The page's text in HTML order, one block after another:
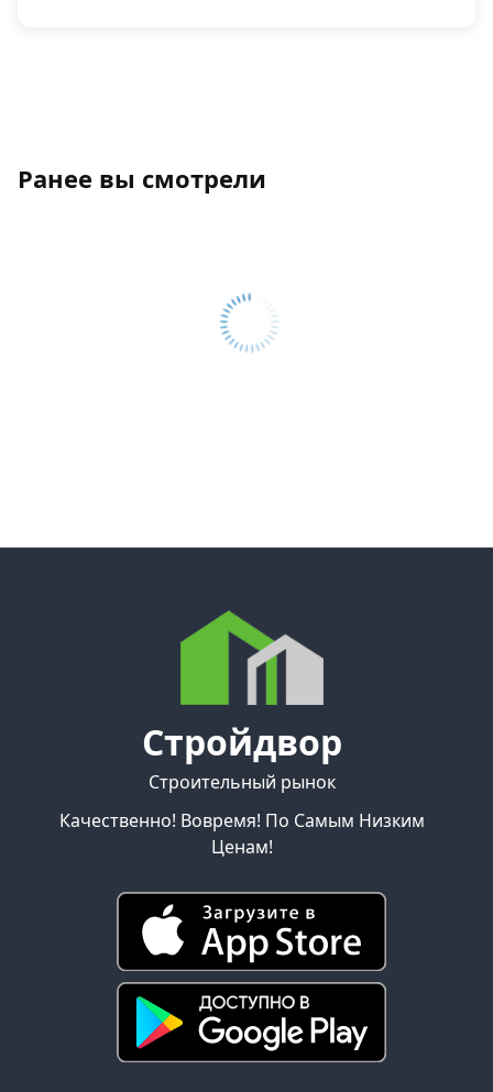
Ранее вы смотрели
Стройдвор
Строительный рынок
Качественно! Вовремя! По Самым Низким
Ценам!